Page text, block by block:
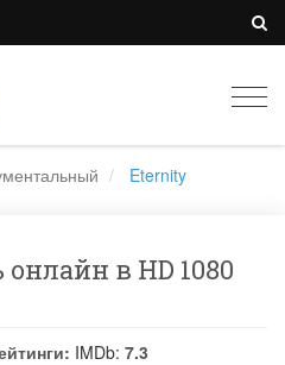
Eternity
в HD 1080
IMDb: 7.3